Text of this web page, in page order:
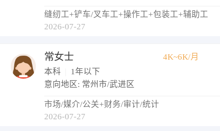
缝纫工+铲车/叉车工+操作工+包装工+辅助工
2026-07-27
常女士
4K~6K/月
本科
1年以下
意向地区: 常州市/武进区
市场/媒介/公关+财务/审计/统计
2026-07-27